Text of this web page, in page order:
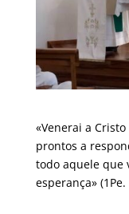
«Venerai a
prontos a
todo aquele que
esperança» (1Pe.